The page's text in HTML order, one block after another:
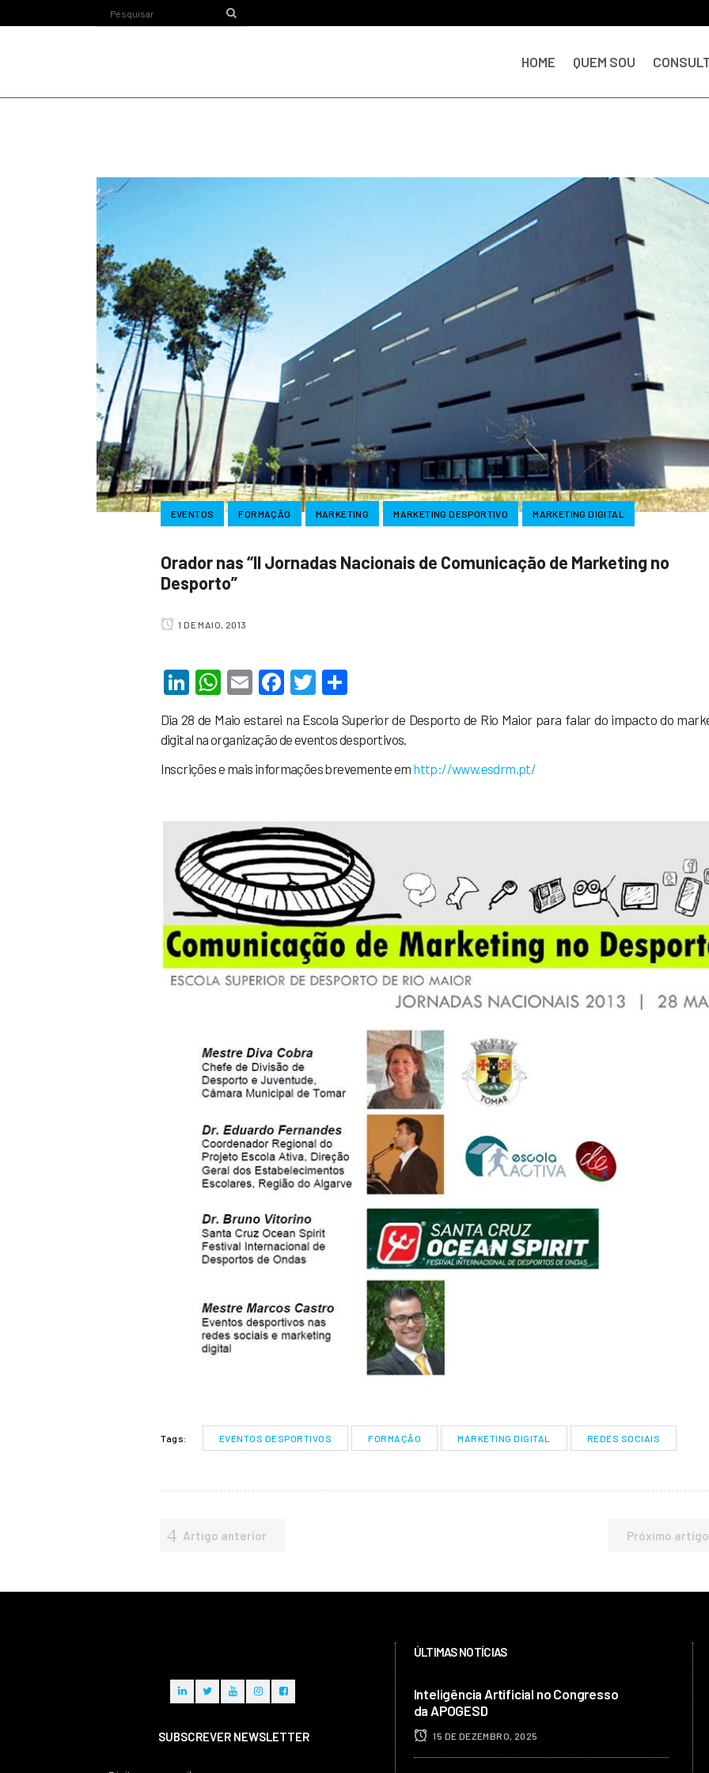
HOME QUEM SOU
EVENTOS FORMAÇÃO MARKETING MARKETING DESPORTIVO MARKETING DIGITAL
Orador nas “II Jornadas Nacionais de Comunicação de Marketing no
Desporto”
1 DE MAIO, 2013
LinkedIn
WhatsApp
EmailFacebook
Twitter
Share
Dia 28 de Maio estarei na Escola Superior de Desporto de Rio Maior para falar do impacto do
digital na organização de eventos desportivos.
Inscrições e mais informações brevemente em http://www.esdrm.pt/
Tags: EVENTOS DESPORTIVOS FORMAÇÃO MARKETING DIGITAL REDES SOCIAIS
Artigo anterior Próximo artigo
SUBSCREVER NEWSLETTER
ÚLTIMAS NOTÍCIAS
Inteligência Artificial no Congresso
da APOGESD
15 DE DEZEMBRO, 2025